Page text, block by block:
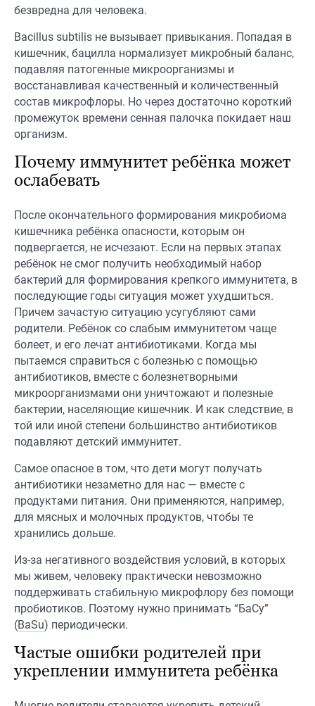
безвредна для человека.
Bacillus subtilis не вызывает привыкания. Попадая в
кишечник, бацилла нормализует микробный баланс,
подавляя патогенные микроорганизмы и
восстанавливая качественный и количественный
состав микрофлоры. Но через достаточно короткий
промежуток времени сенная палочка покидает наш
организм.
Почему иммунитет ребёнка может
ослабевать
После окончательного формирования микробиома
кишечника ребёнка опасности, которым он
подвергается, не исчезают. Если на первых этапах
ребёнок не смог получить необходимый набор
бактерий для формирования крепкого иммунитета, в
последующие годы ситуация может ухудшиться.
Причем зачастую ситуацию усугубляют сами
родители. Ребёнок со слабым иммунитетом чаще
болеет, и его лечат антибиотиками. Когда мы
пытаемся справиться с болезнью с помощью
антибиотиков, вместе с болезнетворными
микроорганизмами они уничтожают и полезные
бактерии, населяющие кишечник. И как следствие, в
той или иной степени большинство антибиотиков
подавляют детский иммунитет.
Самое опасное в том, что дети могут получать
антибиотики незаметно для нас — вместе с
продуктами питания. Они применяются, например,
для мясных и молочных продуктов, чтобы те
хранились дольше.
Из-за негативного воздействия условий, в которых
мы живем, человеку практически невозможно
поддерживать стабильную микрофлору без помощи
пробиотиков. Поэтому нужно принимать “БаСу”
(BaSu) периодически.
Частые ошибки родителей при
укреплении иммунитета ребёнка